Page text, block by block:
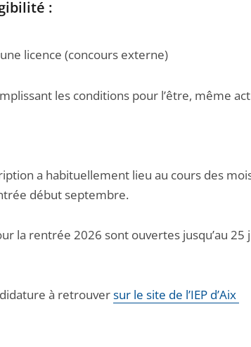
:
licence (concours externe)
les conditions pour l’être, même
a habituellement lieu au cours des
début septembre.
la rentrée 2026 sont ouvertes jusqu’au 25
à retrouversur le site de l’IEP d’Aix